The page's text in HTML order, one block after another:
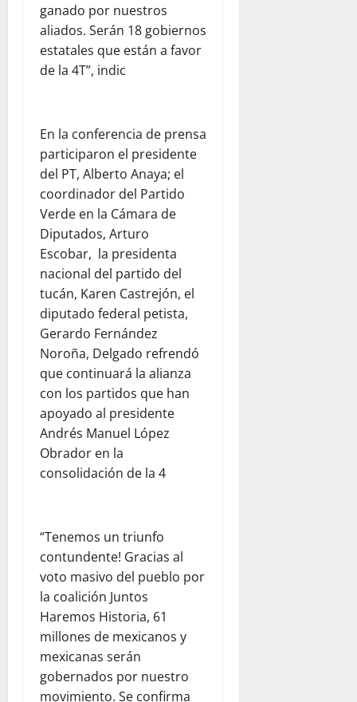
ganado por nuestros
aliados. Serán 18 gobiernos
estatales que están a favor
de la 4T”, indic
En la conferencia de prensa
participaron el presidente
del PT, Alberto Anaya; el
coordinador del Partido
Verde en la Cámara de
Diputados, Arturo
Escobar, la presidenta
nacional del partido del
tucán, Karen Castrejón, el
diputado federal petista,
Gerardo Fernández
Noroña, Delgado refrendó
que continuará la alianza
con los partidos que han
apoyado al presidente
Andrés Manuel López
Obrador en la
consolidación de la 4
“Tenemos un triunfo
contundente! Gracias al
voto masivo del pueblo por
la coalición Juntos
Haremos Historia, 61
millones de mexicanos y
mexicanas serán
gobernados por nuestro
movimiento. Se confirma